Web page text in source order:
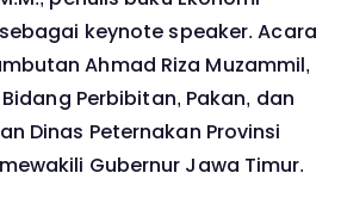
keynote speaker. Acara
Ahmad Riza Muzammil,
Bidang Perbibitan, Pakan, dan
Dinas Peternakan Provinsi
Gubernur Jawa Timur.